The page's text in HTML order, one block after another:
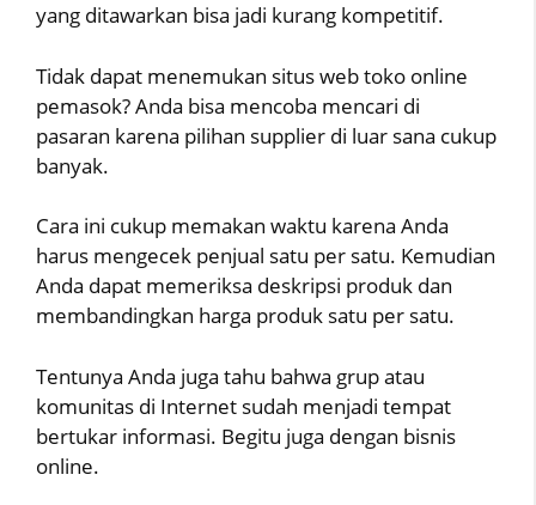
yang ditawarkan bisa jadi kurang kompetitif.
Tidak dapat menemukan situs web toko online
pemasok? Anda bisa mencoba mencari di
pasaran karena pilihan supplier di luar sana cukup
banyak.
Cara ini cukup memakan waktu karena Anda
harus mengecek penjual satu per satu. Kemudian
Anda dapat memeriksa deskripsi produk dan
membandingkan harga produk satu per satu.
Tentunya Anda juga tahu bahwa grup atau
komunitas di Internet sudah menjadi tempat
bertukar informasi. Begitu juga dengan bisnis
online.